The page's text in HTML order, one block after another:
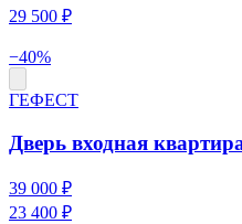
29 500 ₽
−40%
ГЕФЕСТ
Дверь входная
39 000 ₽
23 400 ₽